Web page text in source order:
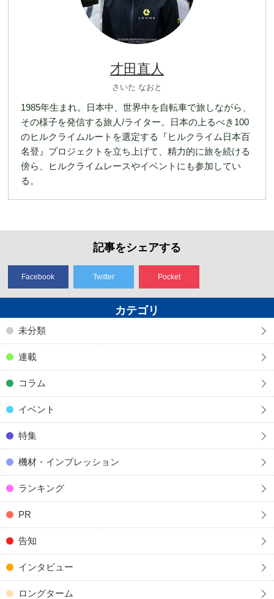
才田直人
さいた なおと
1985年生まれ。日本中、世界中を自転車で旅しながら、
その様子を発信する旅人/ライター。日本の上るべき100
のヒルクライムルートを選定する『ヒルクライム日本百
名登』プロジェクトを立ち上げて、精力的に旅を続ける
傍ら、ヒルクライムレースやイベントにも参加してい
る。
記事をシェアする
Facebook Twitter Pocket
カテゴリ
未分類
連載
コラム
イベント
特集
機材・インプレッション
ランキング
PR
告知
インタビュー
ロングターム